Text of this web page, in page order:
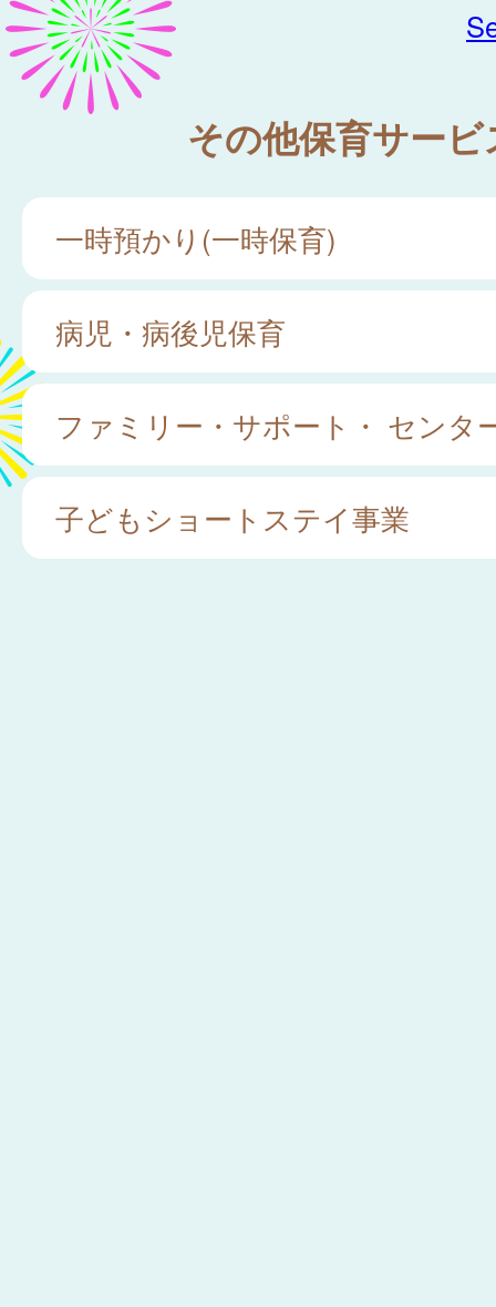
その他保育サービ
一時預かり(一時保育)
病児・病後児保育
ファミリー・サポート・ センタ
子どもショートステイ事業